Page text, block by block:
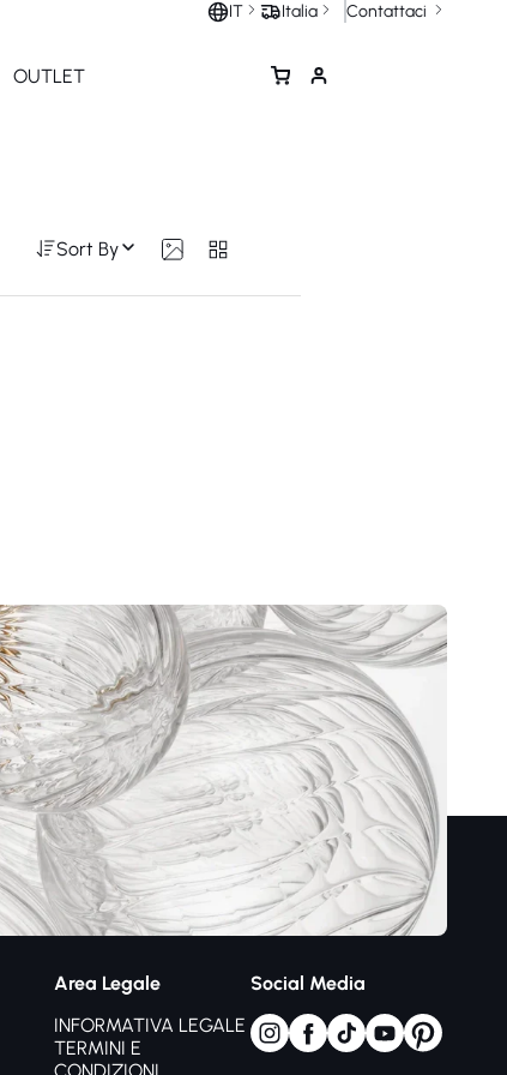
IT Italia Contattaci
OUTLET
Sort By
Area Legale
INFORMATIVA LEGALE
TERMINI E
Social Media